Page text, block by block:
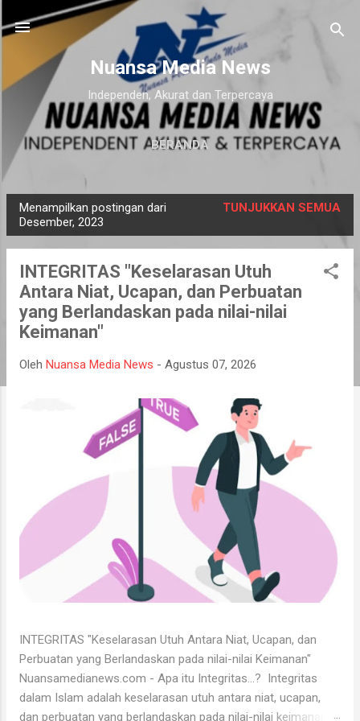
Langsung ke konten utama
Nuansa Media News
Independen, Akurat dan Terpercaya
BERANDA
o
Menampilkan postingan dari
Desember, 2023
TUNJUKKAN SEMUA
INTEGRITAS "Keselarasan Utuh
Antara Niat, Ucapan, dan Perbuatan
yang Berlandaskan pada nilai-nilai
Keimanan"
Oleh Nuansa Media News - Agustus 07, 2026
INTEGRITAS "Keselarasan Utuh Antara Niat, Ucapan, dan
Perbuatan yang Berlandaskan pada nilai-nilai Keimanan"
Nuansamedianews.com - Apa itu Integritas...? Integritas
dalam Islam adalah keselarasan utuh antara niat, ucapan,
dan perbuatan yang berlandaskan pada nilai-nilai keimanan .